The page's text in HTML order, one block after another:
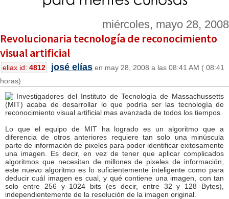
miércoles, mayo 28, 2008
Revolucionaria tecnología de reconocimiento
visual artificial
eliax id: 4812 josé elías en may 28, 2008 a las 08:41 AM ( 08:41
horas)
Investigadores del Instituto de Tecnología de Massachussetts
(MIT) acaba de desarrollar lo que podría ser las tecnología de
reconocimiento visual artificial mas avanzada de todos los tiempos.
Lo que el equipo de MIT ha logrado es un algoritmo que a
diferencia de otros anteriores requiere tan solo una minúscula
parte de información de pixeles para poder identificar exitosamente
una imagen. Es decir, en vez de tener que aplicar complicados
algoritmos que necesitan de millones de pixeles de información,
este nuevo algoritmo es lo suficientemente inteligente como para
deducir cuál imagen es cual, y qué contiene una imagen, con tan
solo entre 256 y 1024 bits (es decir, entre 32 y 128 Bytes),
independientemente de la resolución de la imagen original.